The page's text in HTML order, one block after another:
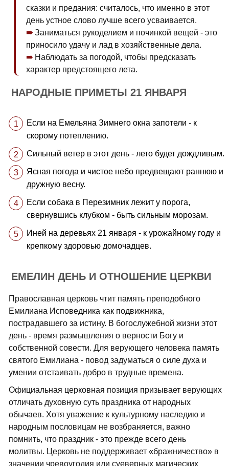
сказки и предания: считалось, что именно в этот
день устное слово лучше всего усваивается.
Заниматься рукоделием и починкой вещей - это
приносило удачу и лад в хозяйственные дела.
Наблюдать за погодой, чтобы предсказать
характер предстоящего лета.
НАРОДНЫЕ ПРИМЕТЫ 21 ЯНВАРЯ
Если на Емельяна Зимнего окна запотели - к
скорому потеплению.
Сильный ветер в этот день - лето будет дождливым.
Ясная погода и чистое небо предвещают раннюю и
дружную весну.
Если собака в Перезимник лежит у порога,
свернувшись клубком - быть сильным морозам.
Иней на деревьях 21 января - к урожайному году и
крепкому здоровью домочадцев.
ЕМЕЛИН ДЕНЬ И ОТНОШЕНИЕ ЦЕРКВИ
Православная церковь чтит память преподобного
Емилиана Исповедника как подвижника,
пострадавшего за истину. В богослужебной жизни этот
день - время размышления о верности Богу и
собственной совести. Для верующего человека память
святого Емилиана - повод задуматься о силе духа и
умении отстаивать добро в трудные времена.
Официальная церковная позиция призывает верующих
отличать духовную суть праздника от народных
обычаев. Хотя уважение к культурному наследию и
народным пословицам не возбраняется, важно
помнить, что праздник - это прежде всего день
молитвы. Церковь не поддерживает «бражничество» в
значении чревоугодия или суеверных магических